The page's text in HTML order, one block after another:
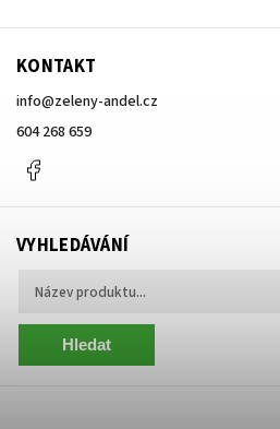
KONTAKT
info@zeleny-andel.cz
604 268 659
VYHLEDÁVÁNÍ
Hledat